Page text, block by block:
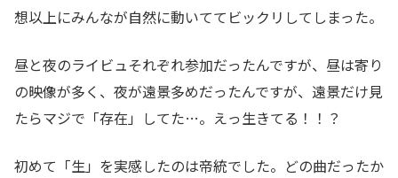
想以上にみんなが自然に動いててビックリしてしまった。
昼と夜のライビュそれぞれ参加だったんですが、昼は寄り
の映像が多く、夜が遠景多めだったんですが、遠景だけ見
たらマジで「存在」してた…。えっ生きてる！！？
初めて「生」を実感したのは帝統でした。どの曲だったか